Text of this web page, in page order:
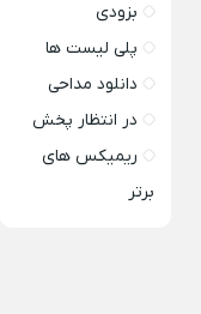
بزودی
پلی لیست ها
دانلود مداحی
در انتظار پخش
ریمیکس های
برتر